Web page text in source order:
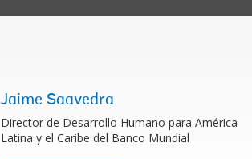
Jaime Saavedra
Director de Desarrollo Humano para América
Latina y el Caribe del Banco Mundial